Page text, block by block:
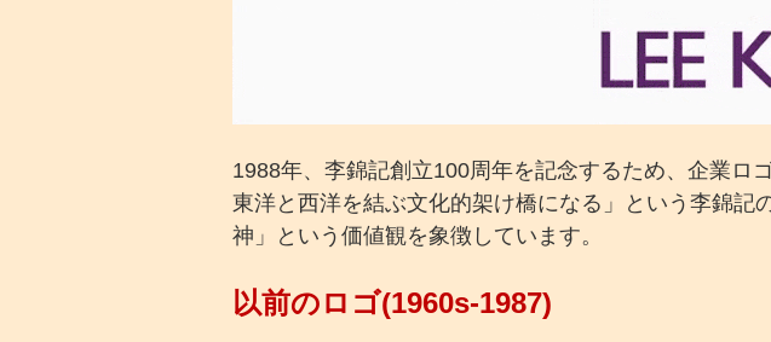
1988年、李錦記創立100周年を記念するため、企業ロ
東洋と西洋を結ぶ文化的架け橋になる」という李錦
神」という価値観を象徴しています。
以前のロゴ(1960s-1987)